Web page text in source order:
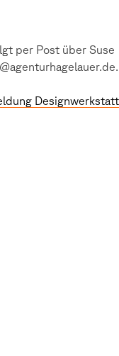
per Post über Suse
Designwerkstatt